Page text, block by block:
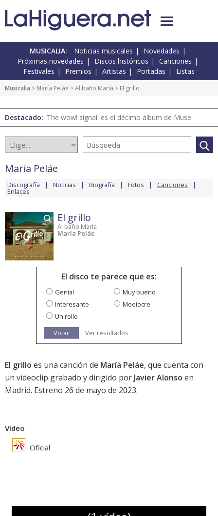
MUSICALIA: Noticias musicales
Novedades
Próximas novedades
Discos históricos
Canciones
Festivales
Premios Artistas Portadas Listas
Musicalia > María Peláe >Al baño María > El grillo
Destacado: 'The wow! signal' es el décimo álbum de Muse
María Peláe
Discografía Noticias Biografía Fotos Canciones
Enlaces
El grillo
Al baño María
María Peláe
El disco te parece que es:
Genial
Muy bueno
Interesante
Mediocre
Un rollo
Votar
Ver resultados
El grillo es una canción de María Peláe, que cuenta con
un videoclip grabado y dirigido por Javier Alonso en
Madrid. Estreno 26 de mayo de 2023.
Vídeo
Oficial